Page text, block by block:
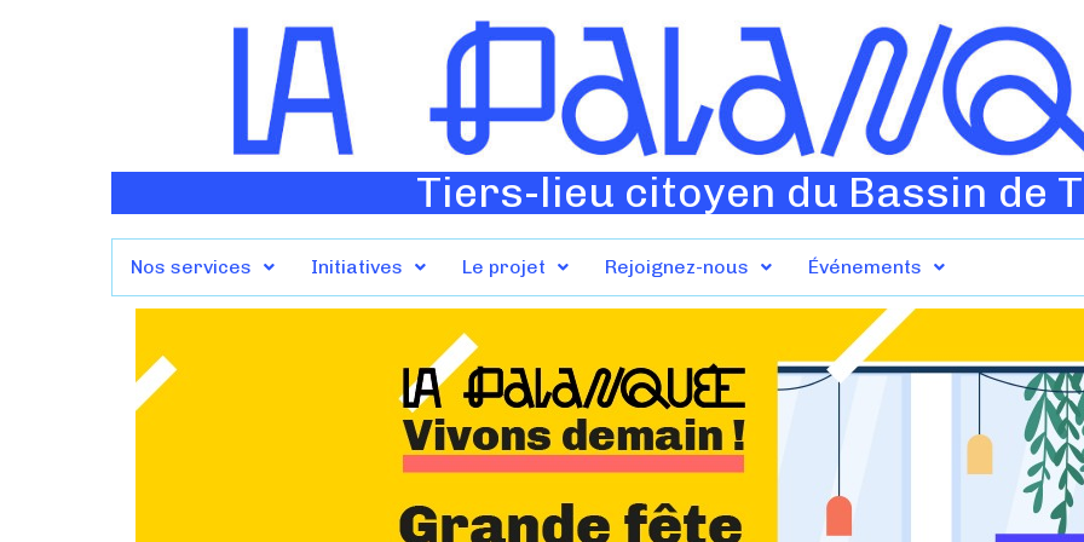
Tiers-lieu citoyen du Bassin de
Nos services Initiatives Le projet Rejoignez-nous Événements